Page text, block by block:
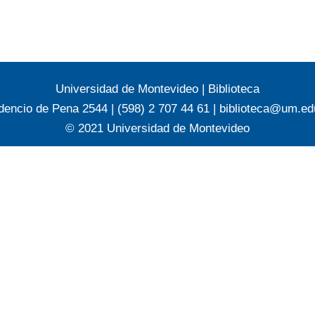
Universidad de Montevideo | Biblioteca
de Pena 2544 | (598) 2 707 44 61 |
© 2021 Universidad de Montevideo